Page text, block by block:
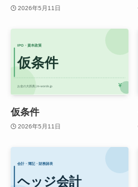
2026年5月11日
仮条件
2026年5月11日